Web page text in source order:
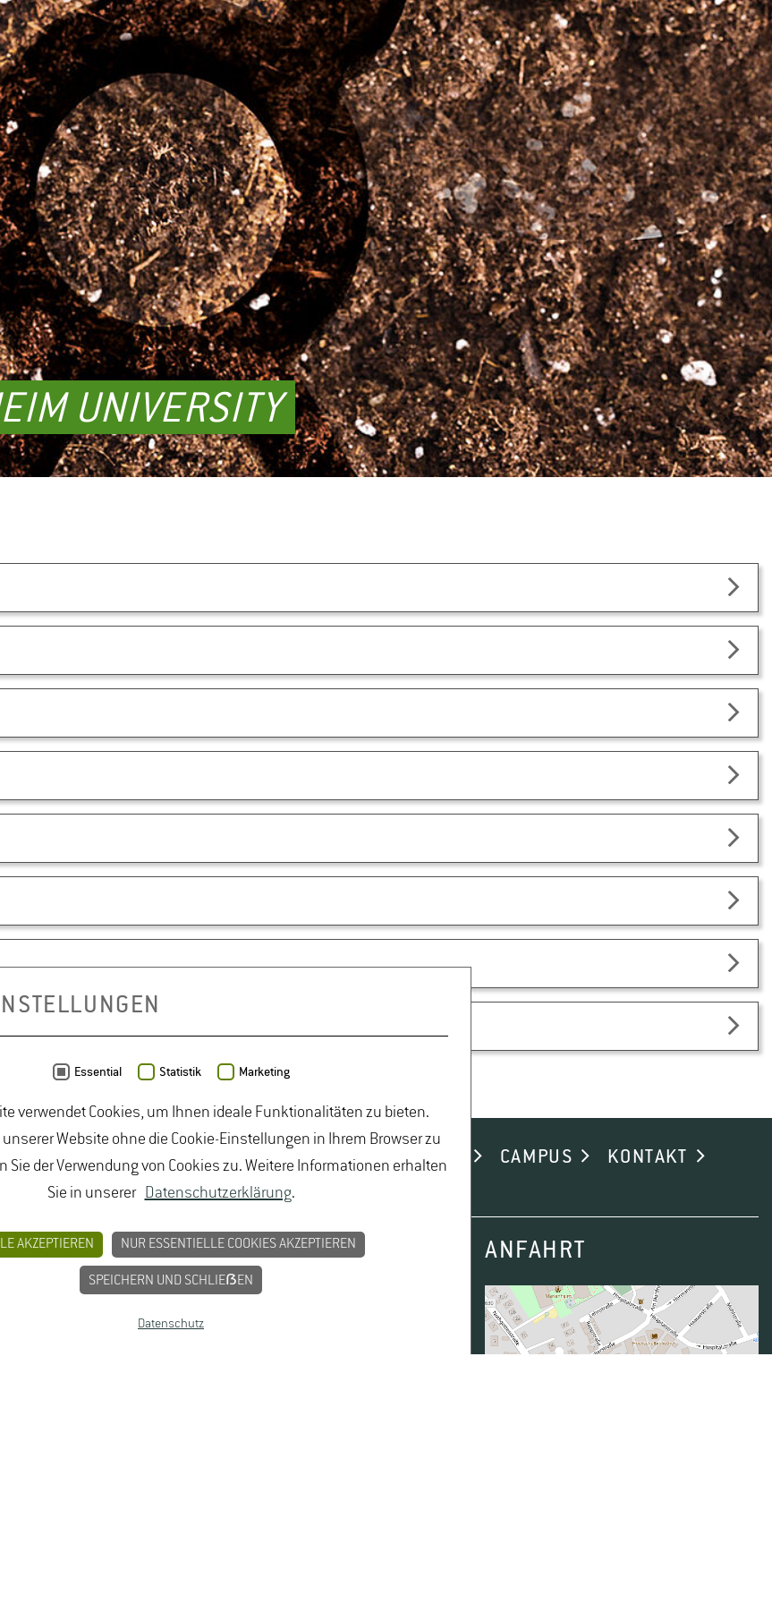
UNIVERSITY
JOBPORTAL FÜR STUDIERENDE UND ALUMNI CAMPUS
KONTAKT
ANFAHRT
Essential Statistik Marketing
verwendet Cookies, um Ihnen ideale Funktionalitäten zu bieten.
Website ohne die Cookie-Einstellungen in Ihrem Browser zu
Sie der Verwendung von Cookies zu. Weitere Informationen erhalten
Sie in unserer Datenschutzerklärung.
AKZEPTIEREN NUR ESSENTIELLE COOKIES AKZEPTIEREN
SPEICHERN UND SCHLIEẞEN
Datenschutz